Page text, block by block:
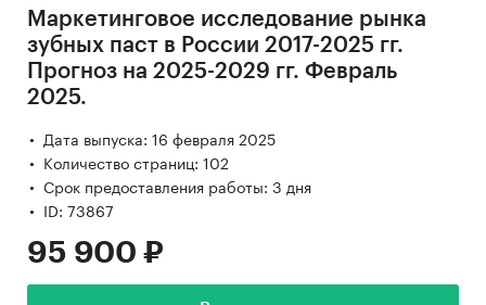
Маркетинговое исследование рынка
зубных паст в России 2017-2025 гг.
Прогноз на 2025-2029 гг. Февраль
2025.
Дата выпуска: 16 февраля 2025
Количество страниц: 102
Срок предоставления работы: 3 дня
ID: 73867
95 900 ₽